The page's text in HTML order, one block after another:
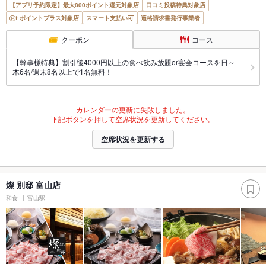
【アプリ予約限定】最大800ポイント還元対象店
口コミ投稿特典対象店
ポイントプラス対象店
スマート支払い可 適格請求書発行事業者
クーポン コース
【幹事様特典】割引後4000円以上の食べ飲み放題or宴会コースを日～
木6名/週末8名以上で1名無料！
カレンダーの更新に失敗しました。
下記ボタンを押して空席状況を更新してください。
空席状況を更新する
燦 別邸 富山店
和食 富山駅